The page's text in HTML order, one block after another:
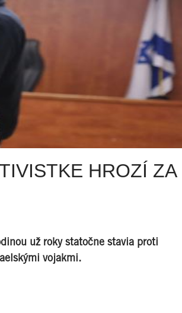
HROZÍ ZA
už roky statočne stavia proti
vojakmi.